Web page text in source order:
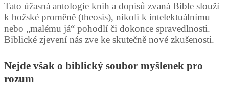
Tato úžasná antologie knih a dopisů zvaná Bible slouží
k božské proměně (theosis), nikoli k intelektuálnímu
nebo „malému já“ pohodlí či dokonce spravedlnosti.
Biblické zjevení nás zve ke skutečně nové zkušenosti.
Nejde však o biblický soubor myšlenek pro
rozum